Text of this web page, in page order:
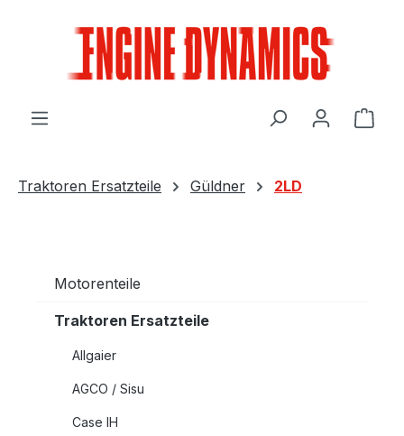
Traktoren Ersatzteile Güldner 2LD
Motorenteile
Traktoren Ersatzteile
Allgaier
AGCO / Sisu
Case IH